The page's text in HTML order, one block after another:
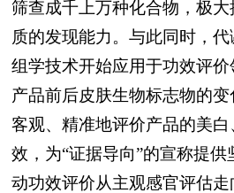
筛查成千上万种化合物，极
质的发现能力。与此同时，
组学技术开始应用于功效评
产品前后皮肤生物标志物的
客观、精准地评价产品的美
效，为“证据导向”的宣称提
动功效评价从主观感官评估走